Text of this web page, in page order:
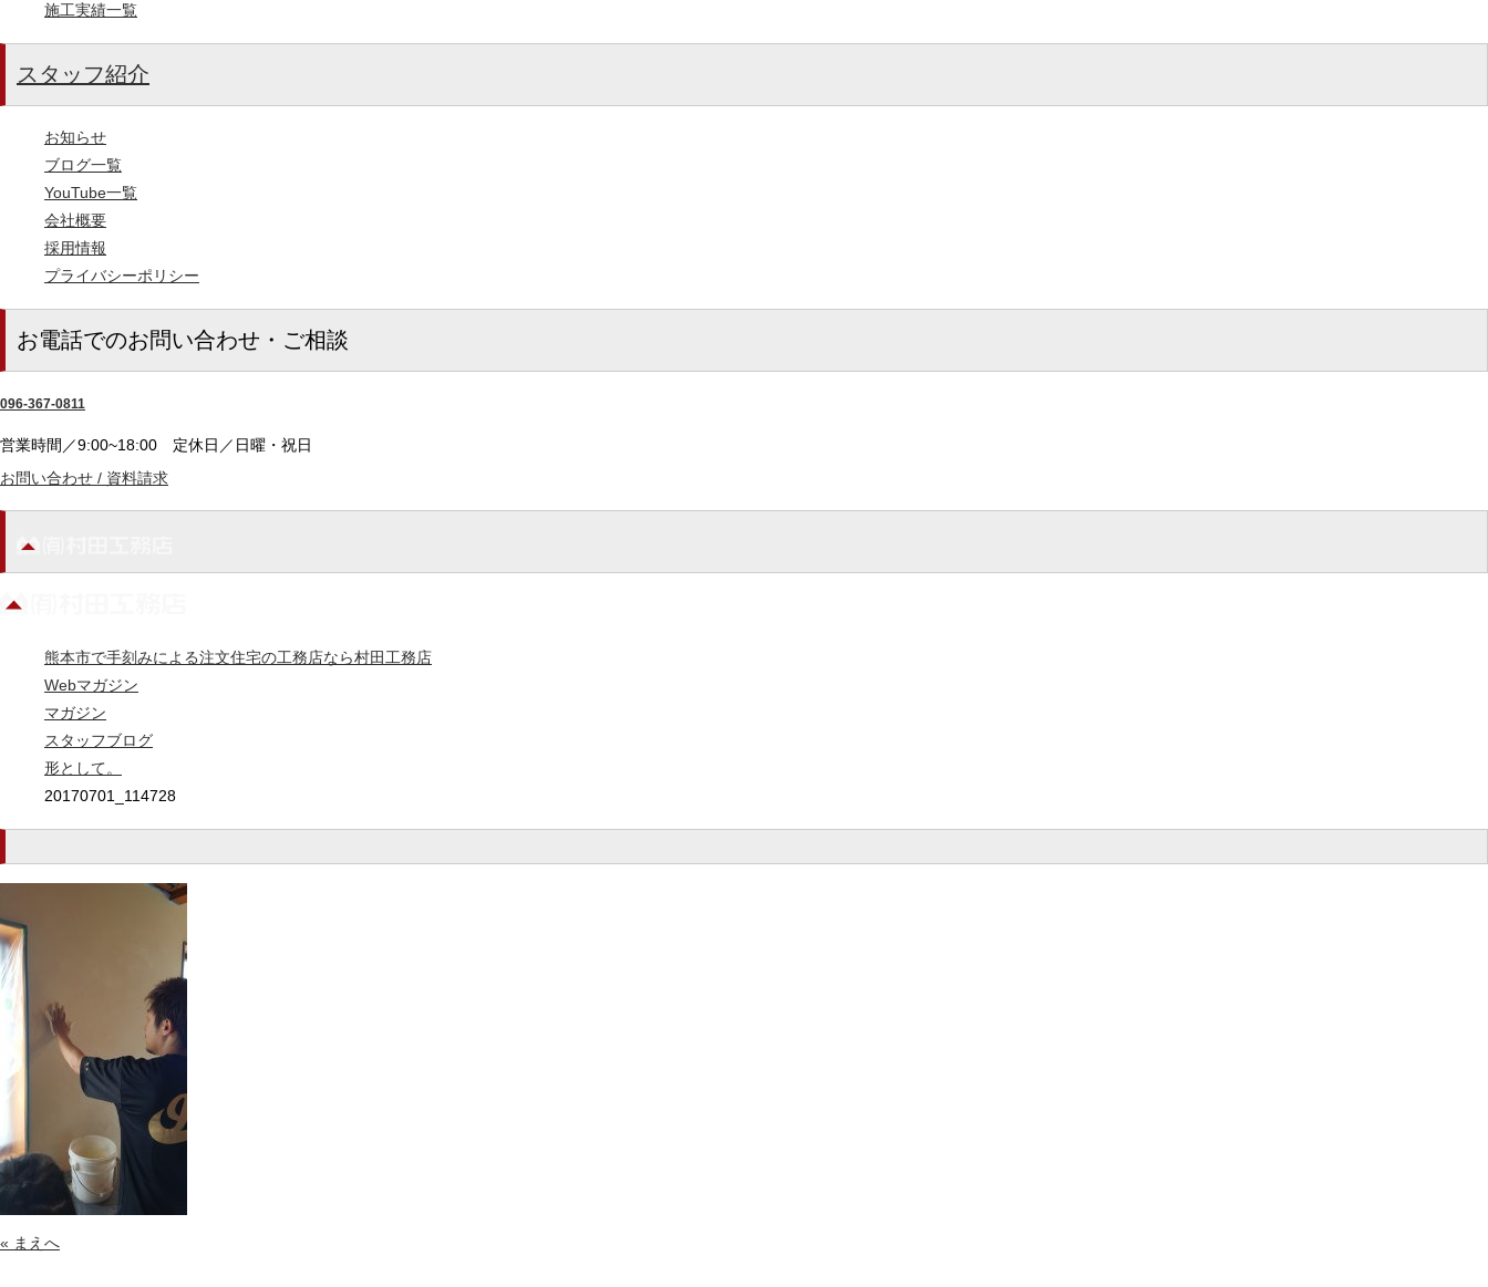
施工実績一覧
スタッフ紹介
お知らせ
ブログ一覧
YouTube一覧
会社概要
採用情報
プライバシーポリシー
お電話でのお問い合わせ・ご相談
096-367-0811
営業時間／9:00~18:00 定休日／日曜・祝日
お問い合わせ / 資料請求
熊本市で手刻みによる注文住宅の工務店なら村田工務店
Webマガジン
マガジン
スタッフブログ
形として。
20170701_114728
« まえへ